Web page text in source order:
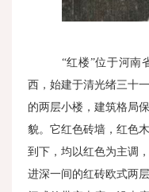
“红楼”位于河南
西，始建于清光绪三十
的两层小楼，建筑格局
貌。它红色砖墙，红色
到下，均以红色为主调
进深一间的红砖欧式两